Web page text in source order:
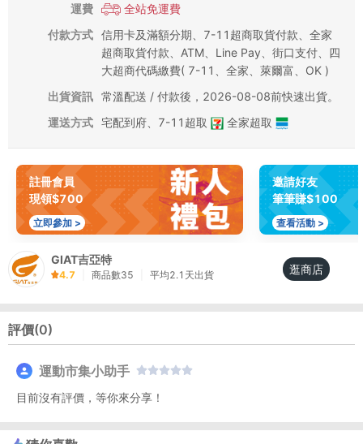
運費
全站免運費
付款方式 信用卡及滿額分期、7-11超商取貨付款、全家
超商取貨付款、ATM、Line Pay、街口支付、四
大超商代碼繳費( 7-11、全家、萊爾富、OK )
出貨資訊 常溫配送 / 付款後，2026-08-08前快速出貨。
運送方式 宅配到府 7-11超取 全家超取
註冊會員
現領$700
立即參加 >
邀請好友
筆筆賺$100
查看活動 >
GIAT吉亞特
4.7 商品數35 平均2.1 天出貨 逛商店
評價(0)
運動市集小助手
目前沒有評價，等你來分享！